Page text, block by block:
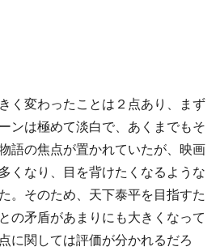
く変わったことは２点あり、まず
ンは極めて淡白で、あくまでもそ
語の焦点が置かれていたが、映画
くなり、目を背けたくなるような
。そのため、天下泰平を目指すた
の矛盾があまりにも大きくなって
に関しては評価が分かれるだろ